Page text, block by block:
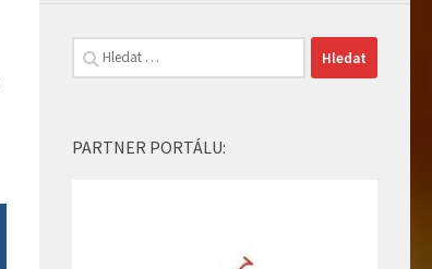
Vyhledávání
PARTNER PORTÁLU: